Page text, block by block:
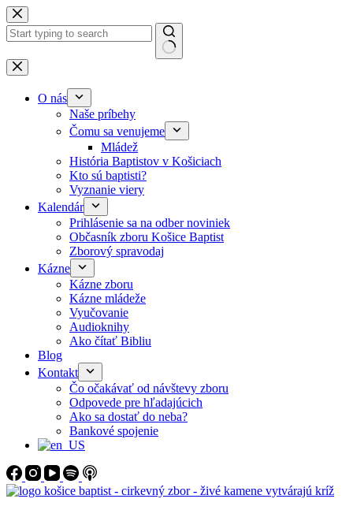
Skip to content
No results
O nás
Naše príbehy
Čomu sa venujeme
Mládež
História Baptistov v Košiciach
Kto sú baptisti?
Vyznanie viery
Kalendár
Prihlásenie sa na odber noviniek
Občasník zboru Košice Baptist
Zborový spravodaj
Kázne
Kázne zboru
Kázne mládeže
Vyučovanie
Audioknihy
Ako čítať Bibliu
Blog
Kontakt
Čo očakávať od návštevy zboru
Odpovede pre hľadajúcich
Ako sa dostať do neba?
Bankové spojenie